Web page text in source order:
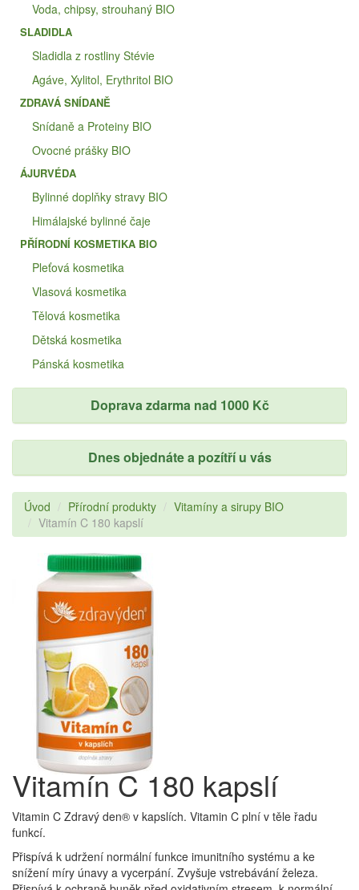
Voda, chipsy, strouhaný BIO
SLADIDLA
Sladidla z rostliny Stévie
Agáve, Xylitol, Erythritol BIO
ZDRAVÁ SNÍDANĚ
Snídaně a Proteiny BIO
Ovocné prášky BIO
ÁJURVÉDA
Bylinné doplňky stravy BIO
Himálajské bylinné čaje
PŘÍRODNÍ KOSMETIKA BIO
Pleťová kosmetika
Vlasová kosmetika
Tělová kosmetika
Dětská kosmetika
Pánská kosmetika
Doprava zdarma nad 1000 Kč
Dnes objednáte a pozítří u vás
Úvod Přírodní produkty
Vitamíny a sirupy BIO
Vitamín C 180 kapslí
Vitamín C 180 kapslí
Vitamin C Zdravý den® v kapslích. Vitamin C plní v těle řadu
funkcí.
Přispívá k udržení normální funkce imunitního systému a ke
snížení míry únavy a vycerpání. Zvyšuje vstrebávání železa.